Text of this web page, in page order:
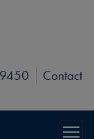
Contact